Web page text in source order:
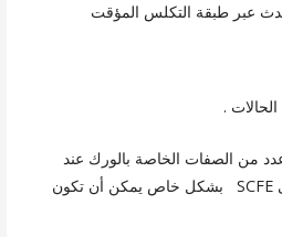
عبر طبقة التكلس المؤقت
.
من الصفات الخاصة بالورك عند
المراهقين بشكل عام و مرضى SCFE بشكل خاص يمكن أن تكون